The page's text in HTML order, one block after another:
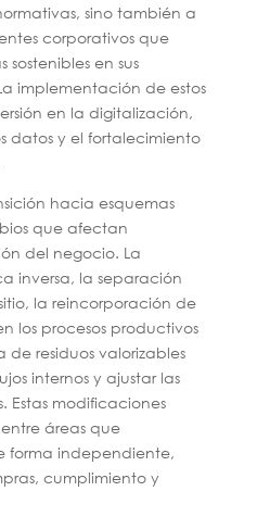
sino también a
corporativos que
en sus
implementación de estos
en la digitalización,
datos y el fortalecimiento
hacia esquemas
que afectan
del negocio. La
inversa, la separación
la reincorporación de
los procesos productivos
residuos valorizables
internos y ajustar las
modificaciones
áreas que
forma independiente,
cumplimiento y